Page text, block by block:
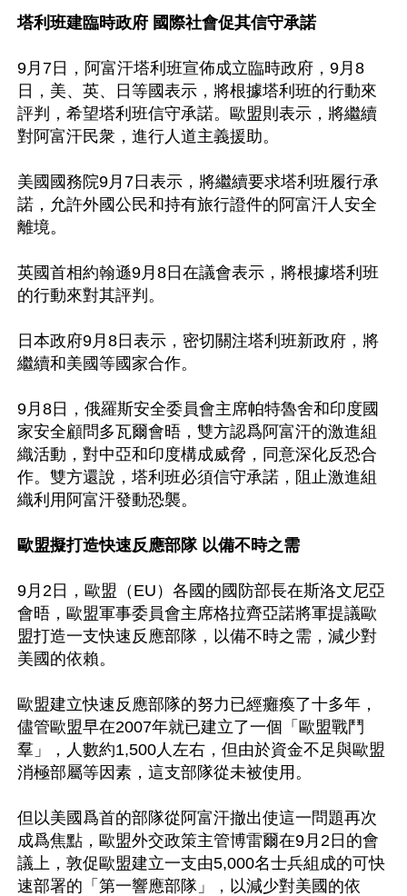
塔利班建臨時政府 國際社會促其信守承諾
9月7日，阿富汗塔利班宣佈成立臨時政府，9月8
日，美、英、日等國表示，將根據塔利班的行動來
評判，希望塔利班信守承諾。歐盟則表示，將繼續
對阿富汗民衆，進行人道主義援助。
美國國務院9月7日表示，將繼續要求塔利班履行承
諾，允許外國公民和持有旅行證件的阿富汗人安全
離境。
英國首相約翰遜9月8日在議會表示，將根據塔利班
的行動來對其評判。
日本政府9月8日表示，密切關注塔利班新政府，將
繼續和美國等國家合作。
9月8日，俄羅斯安全委員會主席帕特魯舍和印度國
家安全顧問多瓦爾會晤，雙方認爲阿富汗的激進組
織活動，對中亞和印度構成威脅，同意深化反恐合
作。雙方還說，塔利班必須信守承諾，阻止激進組
織利用阿富汗發動恐襲。
歐盟擬打造快速反應部隊 以備不時之需
9月2日，歐盟（EU）各國的國防部長在斯洛文尼亞
會晤，歐盟軍事委員會主席格拉齊亞諾將軍提議歐
盟打造一支快速反應部隊，以備不時之需，減少對
美國的依賴。
歐盟建立快速反應部隊的努力已經癱瘓了十多年，
儘管歐盟早在2007年就已建立了一個「歐盟戰鬥
羣」，人數約1,500人左右，但由於資金不足與歐盟
消極部屬等因素，這支部隊從未被使用。
但以美國爲首的部隊從阿富汗撤出使這一問題再次
成爲焦點，歐盟外交政策主管博雷爾在9月2日的會
議上，敦促歐盟建立一支由5,000名士兵組成的可快
速部署的「第一響應部隊」，以減少對美國的依